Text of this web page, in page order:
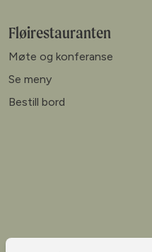
Fløirestauranten
Møte og konferanse
Se meny
Bestill bord